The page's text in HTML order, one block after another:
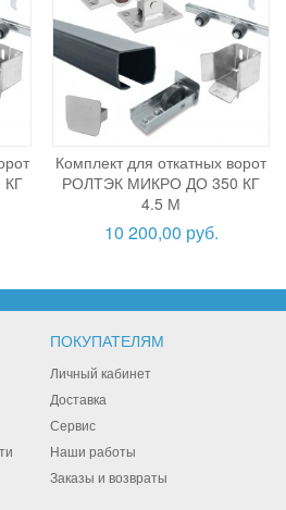
Комплект для откатных ворот
РОЛТЭК МИКРО ДО 350 КГ
4.5 М
10 200,00 руб.
ПОКУПАТЕЛЯМ
Личный кабинет
Доставка
Сервис
Наши работы
Заказы и возвраты